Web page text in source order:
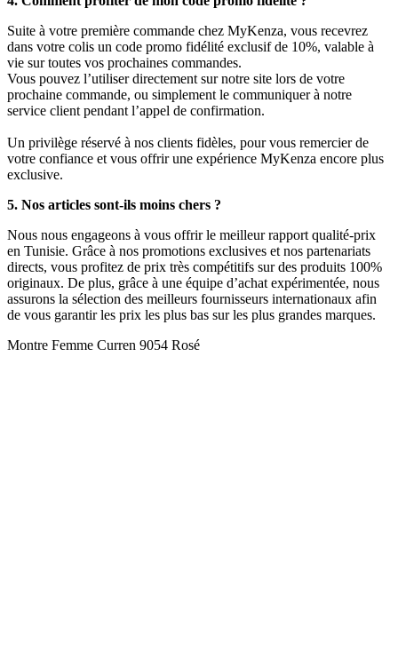
Suite à votre première commande chez MyKenza, vous recevrez
dans votre colis un code promo fidélité exclusif de 10%, valable à
vie sur toutes vos prochaines commandes.
Vous pouvez l’utiliser directement sur notre site lors de votre
prochaine commande, ou simplement le communiquer à notre
service client pendant l’appel de confirmation.
Un privilège réservé à nos clients fidèles, pour vous remercier de
votre confiance et vous offrir une expérience MyKenza encore plus
exclusive.
5. Nos articles sont-ils moins chers ?
Nous nous engageons à vous offrir le meilleur rapport qualité-prix
en Tunisie. Grâce à nos promotions exclusives et nos partenariats
directs, vous profitez de prix très compétitifs sur des produits 100%
originaux. De plus, grâce à une équipe d’achat expérimentée, nous
assurons la sélection des meilleurs fournisseurs internationaux afin
de vous garantir les prix les plus bas sur les plus grandes marques.
Montre Femme Curren 9054 Rosé